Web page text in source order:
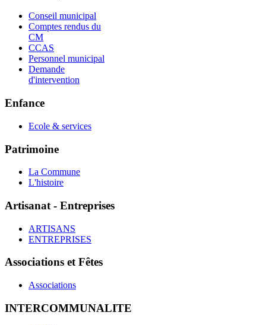
Conseil municipal
Comptes rendus du
CM
CCAS
Personnel municipal
Demande
d'intervention
Enfance
Ecole & services
Patrimoine
La Commune
L'histoire
Artisanat - Entreprises
ARTISANS
ENTREPRISES
Associations et Fêtes
Associations
INTERCOMMUNALITE